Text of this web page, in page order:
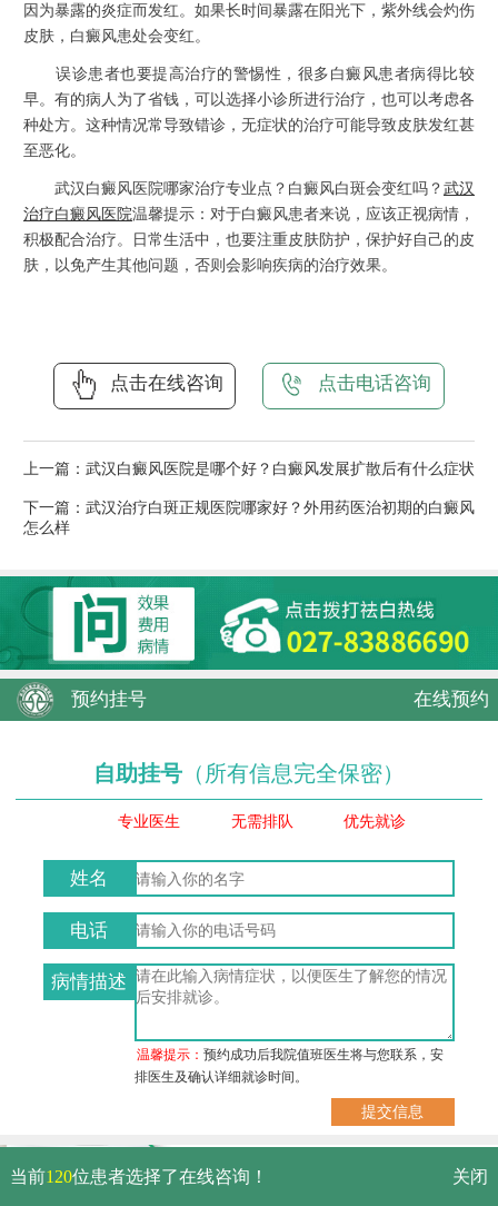
因为暴露的炎症而发红。如果长时间暴露在阳光下，紫外线会灼伤
皮肤，白癜风患处会变红。
误诊患者也要提高治疗的警惕性，很多白癜风患者病得比较
早。有的病人为了省钱，可以选择小诊所进行治疗，也可以考虑各
种处方。这种情况常导致错诊，无症状的治疗可能导致皮肤发红甚
至恶化。
武汉白癜风医院哪家治疗专业点？白癜风白斑会变红吗？ 武汉
治疗白癜风医院温馨提示：对于白癜风患者来说，应该正视病情，
积极配合治疗。日常生活中，也要注重皮肤防护，保护好自己的皮
肤，以免产生其他问题，否则会影响疾病的治疗效果。
点击在线咨询 点击电话咨询
上一篇： 武汉白癜风医院是哪个好？白癜风发展扩散后有什么症状
下一篇： 武汉治疗白斑正规医院哪家好？外用药医治初期的白癜风
怎么样
预约挂号 在线预约
自助挂号 （所有信息完全保密）
专业医生 无需排队 优先就诊
姓名
电话
病情描述
温馨提示：预约成功后我院值班医生将与您联系，安
排医生及确认详细就诊时间。
武汉市硚口区解放大道479号
免费电话：
当前120位患者选择了在线咨询！ 关闭